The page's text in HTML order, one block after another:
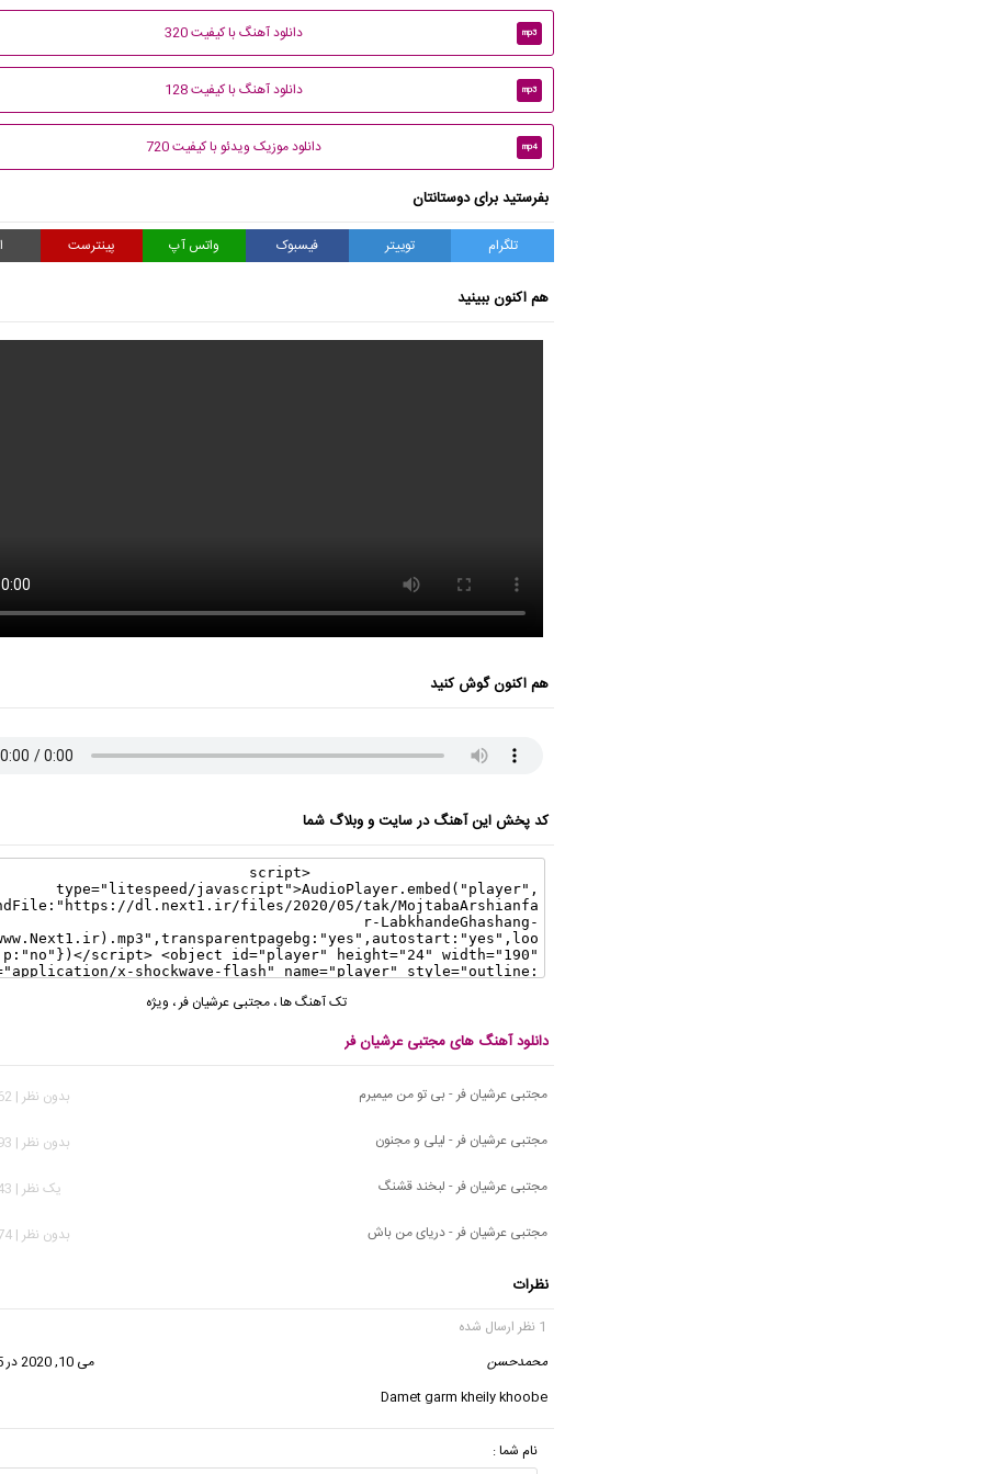
mp3 دانلود آهنگ با کیفیت 320
mp3 دانلود آهنگ با کیفیت 128
mp4 دانلود موزیک ویدئو با کیفیت 720
بفرستید برای دوستانتان
تلگرام توییتر فیسبوک واتس آپ پینترست
هم اکنون ببینید
هم اکنون گوش کنید
کد پخش این آهنگ در سایت و وبلاگ شما
تک آهنگ ها،مجتبی عرشیان فر ، ویژه
دانلود آهنگ های مجتبی عرشیان فر
مجتبی عرشیان فر - بی تو من میمیرم
بدون نظر | 2,162 بازدید
مجتبی عرشیان فر - لیلی و مجنون
بدون نظر | 1,693 بازدید
مجتبی عرشیان فر - لبخند قشنگ
يک نظر | 4,043 بازدید
مجتبی عرشیان فر - دریای من باش
بدون نظر | 1,774 بازدید
نظرات
1 نظر ارسال شده
محمدحسن
می 10, 2020 در 10:05 ق.ظ
Damet garm kheily khoobe
نام شما :